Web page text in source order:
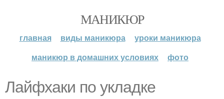
МАНИКЮР
главная виды маникюра
уроки маникюра
маникюр в домашних условиях
фото
Лайфхаки по укладке